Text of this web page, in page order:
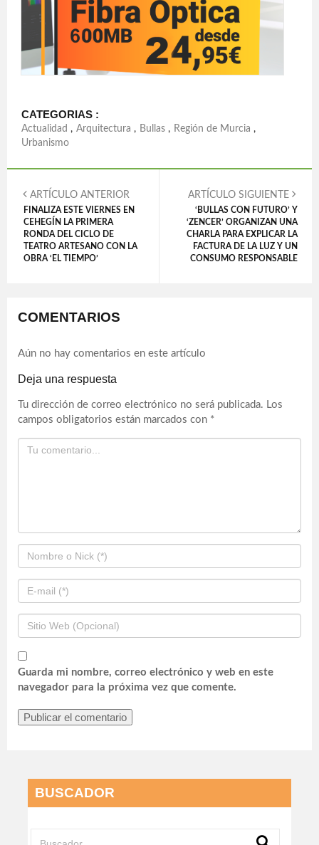
CATEGORIAS :
Actualidad , Arquitectura , Bullas , Región de Murcia ,
Urbanismo
ARTÍCULO ANTERIOR
FINALIZA ESTE VIERNES EN
CEHEGÍN LA PRIMERA
RONDA DEL CICLO DE
TEATRO ARTESANO CON LA
OBRA ‘EL TIEMPO’
ARTÍCULO SIGUIENTE
‘BULLAS CON FUTURO’ Y
‘ZENCER’ ORGANIZAN UNA
CHARLA PARA EXPLICAR LA
FACTURA DE LA LUZ Y UN
CONSUMO RESPONSABLE
COMENTARIOS
Aún no hay comentarios en este artículo
Deja una respuesta
Tu dirección de correo electrónico no será publicada. Los
campos obligatorios están marcados con *
Guarda mi nombre, correo electrónico y web en este
navegador para la próxima vez que comente.
BUSCADOR